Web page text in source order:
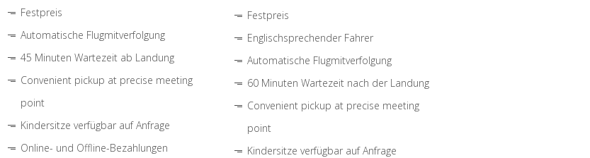
Festpreis
Automatische Flugmitverfolgung
45 Minuten Wartezeit ab Landung
Convenient pickup at precise meeting
point
Kindersitze verfügbar auf Anfrage
Online- und Offline-Bezahlungen
Festpreis
Englischsprechender Fahrer
Automatische Flugmitverfolgung
60 Minuten Wartezeit nach der Landung
Convenient pickup at precise meeting
point
Kindersitze verfügbar auf Anfrage